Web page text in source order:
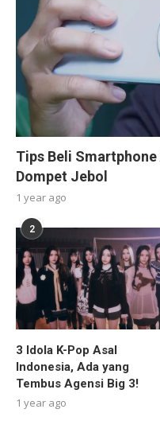
Tips Beli
Dompet Jebol
1 year ago
2
3 Idola K-Pop Asal
Indonesia, Ada yang
Tembus Agensi Big 3!
1 year ago